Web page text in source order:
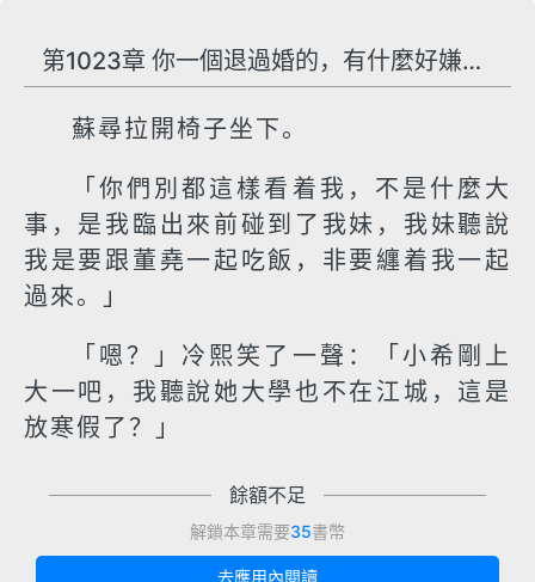
第1023章 你一個退過婚的，有什麼好嫌棄的
蘇尋拉開椅子坐下。
「你們別都這樣看着我，不是什麼大
事，是我臨出來前碰到了我妹，我妹聽說
我是要跟董堯一起吃飯，非要纏着我一起
過來。」
「嗯？」冷熙笑了一聲：「小希剛上
大一吧，我聽說她大學也不在江城，這是
放寒假了？」
餘額不足
解鎖本章需要35書幣
去應用內閱讀